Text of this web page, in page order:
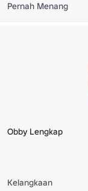
Pernah Menang
Obby Lengkap
Kelangkaan